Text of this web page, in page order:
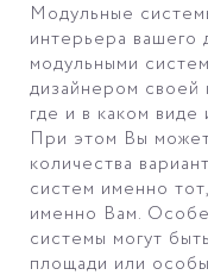
Модульные
интерьера вашего
модульными
дизайнером своей
где и в каком
При этом Вы
количества
систем именно
именно Вам.
системы могут
площади или